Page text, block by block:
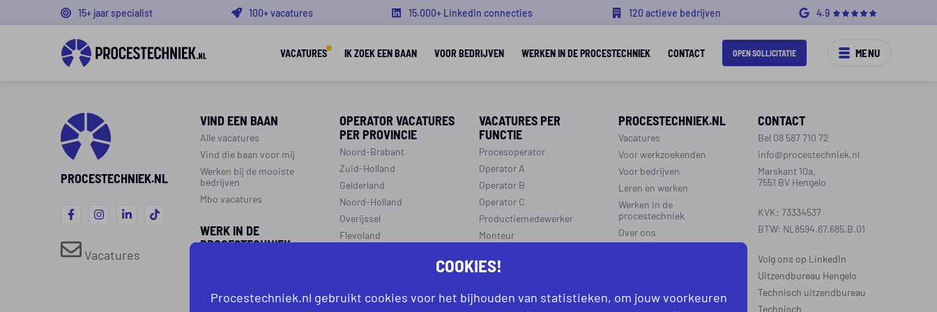
15+ jaar specialist 100+ vacatures 15.000+ LinkedIn connecties 120 actieve bedrijven 4.9
VACATURES IK ZOEK EEN BAAN VOOR BEDRIJVEN WERKEN IN DE PROCESTECHNIEK CONTACT OPEN SOLLICITATIE MENU
PROCESTECHNIEK.NL
Vacatures
VIND EEN BAAN
Alle vacatures
Vind die baan voor mij
Werken bij de mooiste
bedrijven
Mbo vacatures
WERK IN DE
PROCESTECHNIEK
Werken als procesoperator
OPERATOR VACATURES
PER PROVINCIE
Noord-Brabant
Zuid-Holland
Gelderland
Noord-Holland
Overijssel
Flevoland
Groningen
VACATURES PER
FUNCTIE
Procesoperator
Operator A
Operator B
Operator C
Productiemedewerker
Monteur
Aanmelden leren en werken
PROCESTECHNIEK.NL
Vacatures
Voor werkzoekenden
Voor bedrijven
Leren en werken
Werken in de
procestechniek
Over ons
REGIO’S WERKZAAM
CONTACT
Bel 08 587 710 72
info@procestechniek.nl
Marskant 10a,
7551 BV Hengelo
KVK: 73334537
BTW: NL8594.67.685.B.01
Volg ons op LinkedIn
Uitzendbureau Hengelo
Technisch uitzendbureau
Technisch
COOKIES!
Procestechniek.nl gebruikt cookies voor het bijhouden van statistieken, om jouw voorkeuren